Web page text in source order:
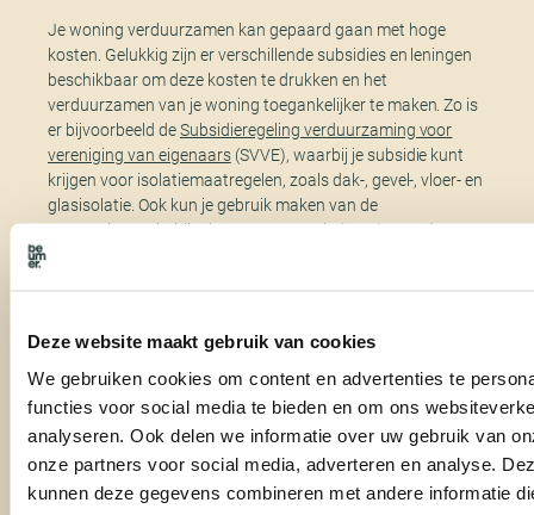
Deze website maakt gebruik van cookies
We gebruiken cookies om content en advertenties te
functies voor social media te bieden en om ons
analyseren. Ook delen we informatie over uw gebruik van
onze partners voor social media, adverteren en analyse.
kunnen deze gegevens combineren met andere informatie
Je woning verduurzamen kan gepaard gaan met hoge
kosten. Gelukkig zijn er verschillende subsidies en leningen
beschikbaar om deze kosten te drukken en het
verduurzamen van je woning toegankelijker te maken. Zo is
er bijvoorbeeld deSubsidieregeling verduurzaming voor
vereniging van eigenaars(SVVE), waarbij je subsidie kunt
krijgen voor isolatiemaatregelen, zoals dak-, gevel-, vloer- en
glasisolatie. Ook kun je gebruik maken van de
Investeringssubsidie duurzame energie(ISDE) voor de
Hypotheken voor
verduurzamen woning
Ook onze
kan je helpen bij het uitzoeken
van de financiële mogelijkheden voor de woning die je op